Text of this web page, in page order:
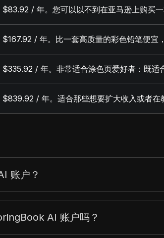
$83.92 / 年。您可以以不到在亚马逊上购买
$167.92 / 年。比一套高质量的彩色铅笔便宜
$335.92 / 年。非常适合涂色页爱好者：既适
$839.92 / 年。适合那些想要扩大收入或者在
账户？
AI 账户吗？